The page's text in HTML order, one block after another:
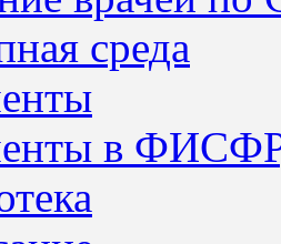
среда
в